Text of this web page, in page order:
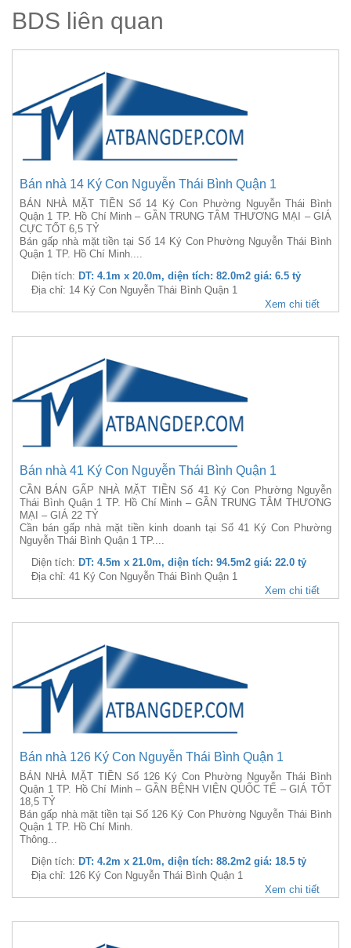
BDS liên quan
Bán nhà 14 Ký Con Nguyễn Thái Bình Quận 1
BÁN NHÀ MẶT TIỀN Số 14 Ký Con Phường Nguyễn Thái Bình
Quận 1 TP. Hồ Chí Minh – GẦN TRUNG TÂM THƯƠNG MẠI – GIÁ
CỰC TỐT 6,5 TỶ
Bán gấp nhà mặt tiền tại Số 14 Ký Con Phường Nguyễn Thái Bình
Quận 1 TP. Hồ Chí Minh....
Diện tích: DT: 4.1m x 20.0m, diện tích: 82.0m2 giá: 6.5 tỷ
Địa chỉ: 14 Ký Con Nguyễn Thái Bình Quận 1
Xem chi tiết
Bán nhà 41 Ký Con Nguyễn Thái Bình Quận 1
CẦN BÁN GẤP NHÀ MẶT TIỀN Số 41 Ký Con Phường Nguyễn
Thái Bình Quận 1 TP. Hồ Chí Minh – GẦN TRUNG TÂM THƯƠNG
MẠI – GIÁ 22 TỶ
Cần bán gấp nhà mặt tiền kinh doanh tại Số 41 Ký Con Phường
Nguyễn Thái Bình Quận 1 TP....
Diện tích: DT: 4.5m x 21.0m, diện tích: 94.5m2 giá: 22.0 tỷ
Địa chỉ: 41 Ký Con Nguyễn Thái Bình Quận 1
Xem chi tiết
Bán nhà 126 Ký Con Nguyễn Thái Bình Quận 1
BÁN NHÀ MẶT TIỀN Số 126 Ký Con Phường Nguyễn Thái Bình
Quận 1 TP. Hồ Chí Minh – GẦN BỆNH VIỆN QUỐC TẾ – GIÁ TỐT
18,5 TỶ
Bán gấp nhà mặt tiền tại Số 126 Ký Con Phường Nguyễn Thái Bình
Quận 1 TP. Hồ Chí Minh.
Thông...
Diện tích: DT: 4.2m x 21.0m, diện tích: 88.2m2 giá: 18.5 tỷ
Địa chỉ: 126 Ký Con Nguyễn Thái Bình Quận 1
Xem chi tiết